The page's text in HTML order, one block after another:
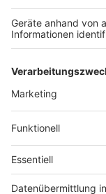
Aussehen
Niemand
muss